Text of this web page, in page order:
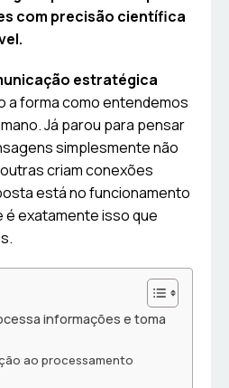
com precisão científica
estratégica
a forma como entendemos
Já parou para pensar
simplesmente não
criam conexões
está no funcionamento
exatamente isso que
informações e toma
ao processamento